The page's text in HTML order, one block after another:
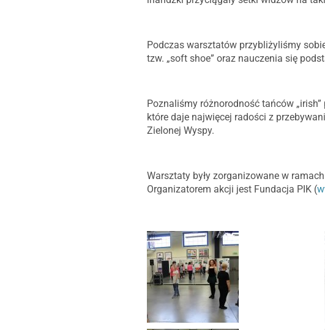
Podczas warsztatów przybliżyliśmy
tzw. „soft shoe” oraz nauczenia się
Poznaliśmy różnorodność tańców
które daje najwięcej radości z
Zielonej Wyspy.
Warsztaty były zorganizowane w
Organizatorem akcji jest Fundacja PIK (